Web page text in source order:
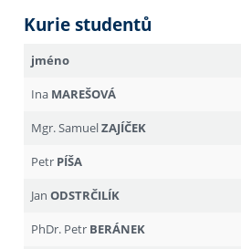
Kurie studentů
jméno
Ina MAREŠOVÁ
Mgr. SamuelZAJÍČEK
Petr PÍŠA
JanODSTRČILÍK
PhDr. Petr BERÁNEK